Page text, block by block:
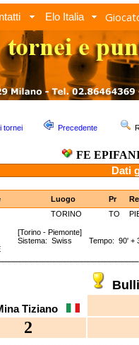
Elo Italia
tornei Precedente
FE
Dati
Luogo Pr
TORINO TO
[Torino - Piemonte]
Sistema: Swiss Tempo: 90' +
Tiziano
2